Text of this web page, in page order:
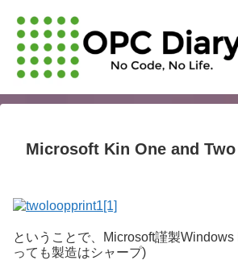
Microsoft Kin One and Two
ということで、Microsoft謹製
っても製造はシャープ)